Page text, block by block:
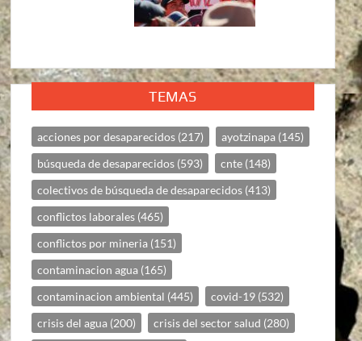
TEMAS
acciones por desaparecidos (217) ayotzinapa (145)
búsqueda de desaparecidos (593) cnte (148)
colectivos de búsqueda de desaparecidos (413)
conflictos laborales (465)
conflictos por mineria (151)
contaminacion agua (165)
contaminacion ambiental (445) covid-19 (532)
crisis del agua (200) crisis del sector salud (280)